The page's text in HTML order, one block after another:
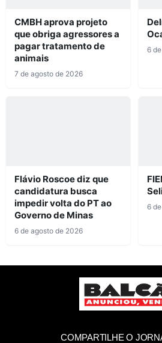
CMBH aprova projeto
que obriga agressores a
pagar tratamento de
animais
7 de agosto de 2026
6
Flávio Roscoe diz que
candidatura busca
impedir volta do PT ao
Governo de Minas
6 de agosto de 2026
6
COMPARTILHE O